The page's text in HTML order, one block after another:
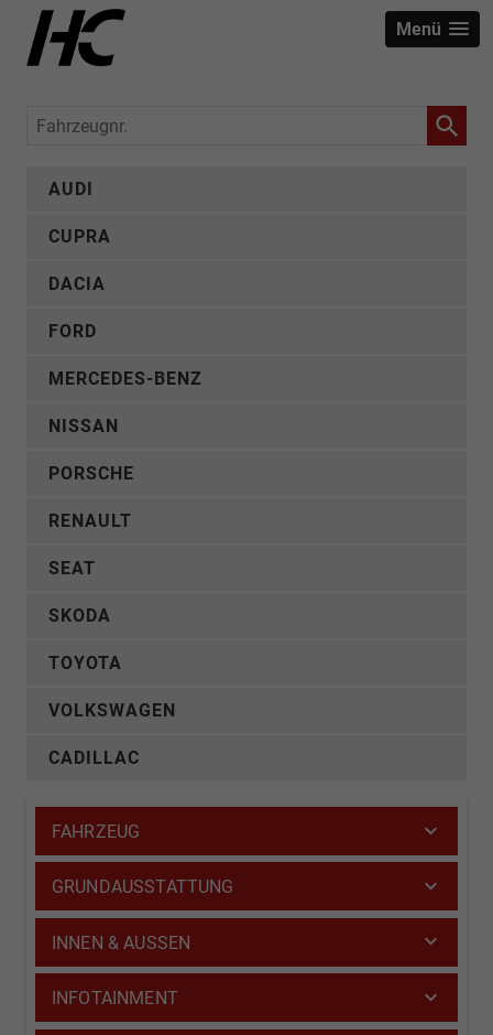
Menü
Fahrzeugnr.
AUDI
CUPRA
DACIA
FORD
MERCEDES-BENZ
NISSAN
PORSCHE
RENAULT
SEAT
SKODA
TOYOTA
VOLKSWAGEN
CADILLAC
FAHRZEUG
GRUNDAUSSTATTUNG
INNEN & AUSSEN
INFOTAINMENT